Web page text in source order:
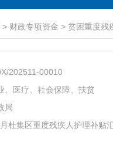
> 财政专项资金 > 贫困重度残
202511-00010
、医疗、社会保障、扶贫
局
杜集区重度残疾人护理补贴